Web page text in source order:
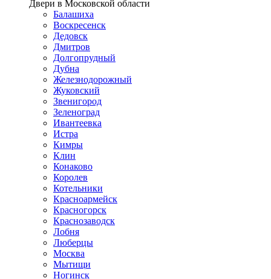
Двери в Московской области
Балашиха
Воскресенск
Дедовск
Дмитров
Долгопрудный
Дубна
Железнодорожный
Жуковский
Звенигород
Зеленоград
Ивантеевка
Истра
Кимры
Клин
Конаково
Королев
Котельники
Красноармейск
Красногорск
Краснозаводск
Лобня
Люберцы
Москва
Мытищи
Ногинск